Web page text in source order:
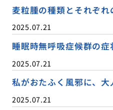
麦粒腫の種類とそれぞれ
2025.07.21
睡眠時無呼吸症候群の
2025.07.21
私がおたふく風邪に、
2025.07.21